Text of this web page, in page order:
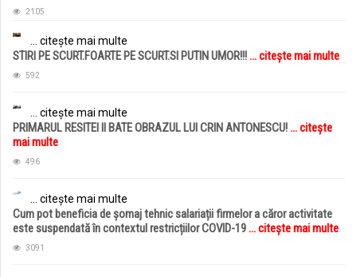
2105
... citește mai multe
STIRI PE SCURT.FOARTE PE SCURT.SI PUTIN UMOR!!!... citește mai multe
592
... citește mai multe
PRIMARUL RESITEI II BATE OBRAZUL LUI CRIN ANTONESCU!... citește
mai multe
496
... citește mai multe
Cum pot beneficia de șomaj tehnic salariații firmelor a căror activitate
este suspendată în contextul restricțiilor COVID-19... citește mai multe
3091